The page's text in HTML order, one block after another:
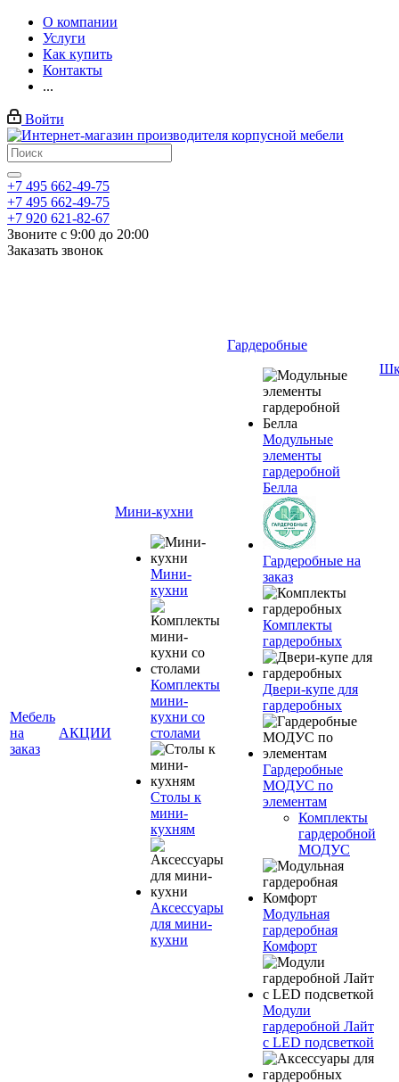
О компании
Услуги
Как купить
Контакты
...
Войти
+7 495 662-49-75
+7 495 662-49-75
+7 920 621-82-67
Звоните с 9:00 до 20:00
Заказать звонок
Мебель
на
заказ
АКЦИИ
Мини-кухни
Мини-
кухни
Комплекты
мини-
кухни со
столами
Столы к
мини-
кухням
Аксессуары
для мини-
кухни
Гардеробные
Модульные
элементы
гардеробной
Белла
Гардеробные на
заказ
Комплекты
гардеробных
Двери-купе для
гардеробных
Гардеробные
МОДУС по
элементам
Комплекты
гардеробной
МОДУС
Модульная
гардеробная
Комфорт
Модули
гардеробной Лайт
с LED подсветкой